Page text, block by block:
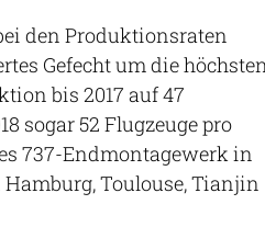
den Produktionsraten
Gefecht um die höchsten
bis 2017 auf 47
sogar 52 Flugzeuge pro
737-Endmontagewerk in
Toulouse, Tianjin